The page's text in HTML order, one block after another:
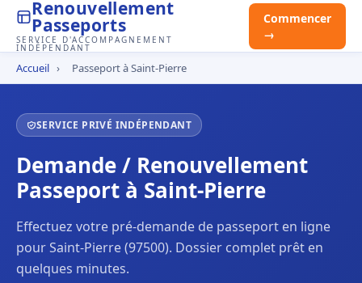
Renouvellement
Passeports
SERVICE D'ACCOMPAGNEMENT
INDÉPENDANT
Commencer
→
Accueil › Passeport à Saint-Pierre
SERVICE PRIVÉ INDÉPENDANT
Demande / Renouvellement
Passeport à Saint-Pierre
Effectuez votre pré-demande de passeport en ligne
pour Saint-Pierre (97500). Dossier complet prêt en
quelques minutes.